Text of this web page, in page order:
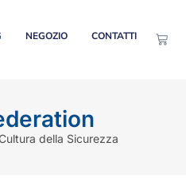
NEGOZIO CONTATTI
della Sicurezza